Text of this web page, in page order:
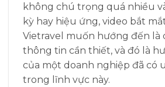
không chú trọng quá nhiều
kỳ hay hiệu ứng, video bắt
Vietravel muốn hướng đến là
thông tin cần thiết, và đó là
của một doanh nghiệp đã có
trong lĩnh vực này.